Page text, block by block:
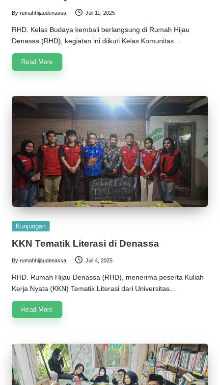
n
a
s
s
a
2
0
2
5
Posted
by
By rumahhijaudenassa Juli 11, 2025
RHD. Kelas Budaya kembali berlangsung di Rumah Hijau
Denassa (RHD), kegiatan ini diikuti Kelas Komunitas…
Read More
Posted
Kunjungan
KKN Tematik Literasi di Denassa
Posted
by
By rumahhijaudenassa Juli 4, 2025
RHD. Rumah Hijau Denassa (RHD), menerima peserta Kuliah
Kerja Nyata (KKN) Tematik Literasi dari Universitas…
Read More